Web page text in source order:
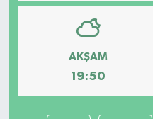
AKŞAM
19:50